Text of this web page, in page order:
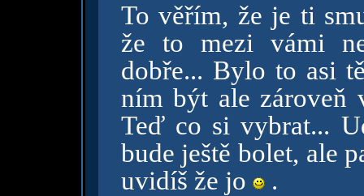
To věřím, že je ti
že to mezi vámi
dobře... Bylo to asi
ním být ale zároveň
Teď co si vybrat...
bude ještě bolet, ale
uvidíš že jo
.